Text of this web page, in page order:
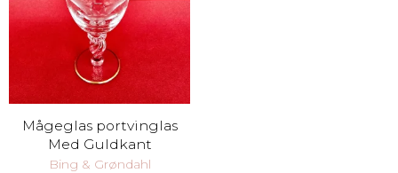
Mågeglas portvinglas
Med Guldkant
Bing & Grøndahl